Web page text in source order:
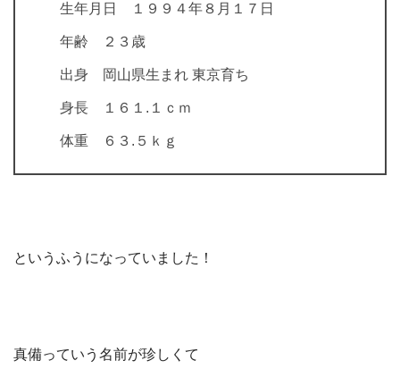
生年月日 １９９４年８月１７日
年齢 ２３歳
出身 岡山県生まれ 東京育ち
身長 １６１.１ｃｍ
体重 ６３.５ｋｇ
というふうになっていました！
真備っていう名前が珍しくて